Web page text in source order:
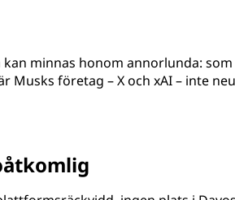
minnas honom annorlunda:
företag – X och xAI – inte